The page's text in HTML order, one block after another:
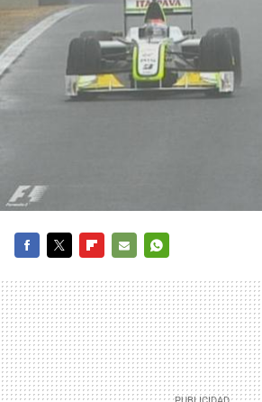
MAIL